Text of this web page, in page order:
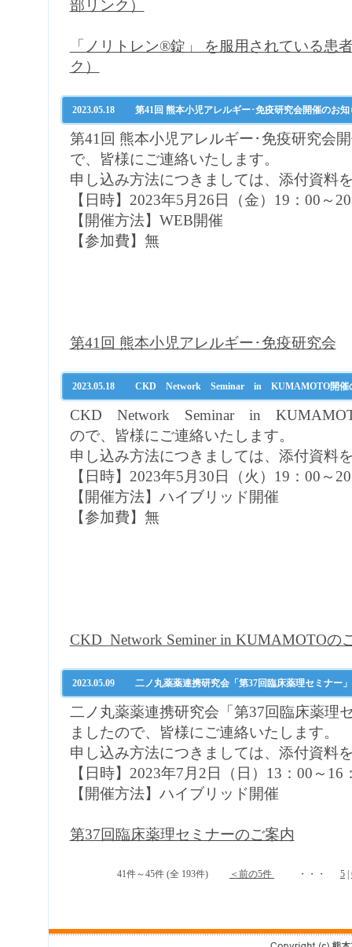
部リンク）
「ノリトレン®錠」 を服用されている患
ク）
2023.05.18 第41回 熊本小児アレルギー･免疫研究会開催のお知
第41回 熊本小児アレルギー･免疫研究会
で、皆様にご連絡いたします。
申し込み方法につきましては、添付資料
【日時】2023年5月26日（金）19：00～
【開催方法】WEB開催
【参加費】無
第41回 熊本小児アレルギー･免疫研究会
2023.05.18 CKD Network Seminar in KUMAMOTO開催
CKD Network Seminar in
ので、皆様にご連絡いたします。
申し込み方法につきましては、添付資料
【日時】2023年5月30日（火）19：00～
【開催方法】ハイブリッド開催
【参加費】無
​​​​​​​CKD Network Seminer in KUMAMOTOの
2023.05.09 二ノ丸薬薬連携研究会「第37回臨床薬理セミナー
二ノ丸薬薬連携研究会「第37回臨床薬理
ましたので、皆様にご連絡いたします。
申し込み方法につきましては、添付資料
【日時】2023年7月2日（日）13：00～16
【開催方法】ハイブリッド開催
第37回臨床薬理セミナーのご案内
41件～45件 (全 193件) ＜前の5件 ・・・ 5